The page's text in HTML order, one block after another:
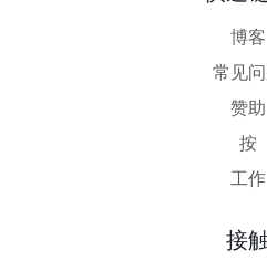
博客
常见
赞助
按
工作
接